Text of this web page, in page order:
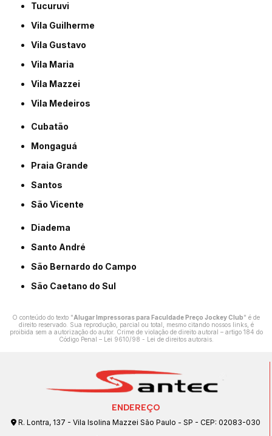
Tucuruvi
Vila Guilherme
Vila Gustavo
Vila Maria
Vila Mazzei
Vila Medeiros
Cubatão
Mongaguá
Praia Grande
Santos
São Vicente
Diadema
Santo André
São Bernardo do Campo
São Caetano do Sul
O conteúdo do texto "Alugar Impressoras para Faculdade Preço Jockey Club" é de
direito reservado. Sua reprodução, parcial ou total, mesmo citando nossos links, é
proibida sem a autorização do autor. Crime de violação de direito autoral – artigo 184 do
Código Penal –
Lei 9610/98 - Lei de direitos autorais.
ENDEREÇO
R. Lontra, 137 - Vila Isolina Mazzei São Paulo - SP - CEP: 02083-030